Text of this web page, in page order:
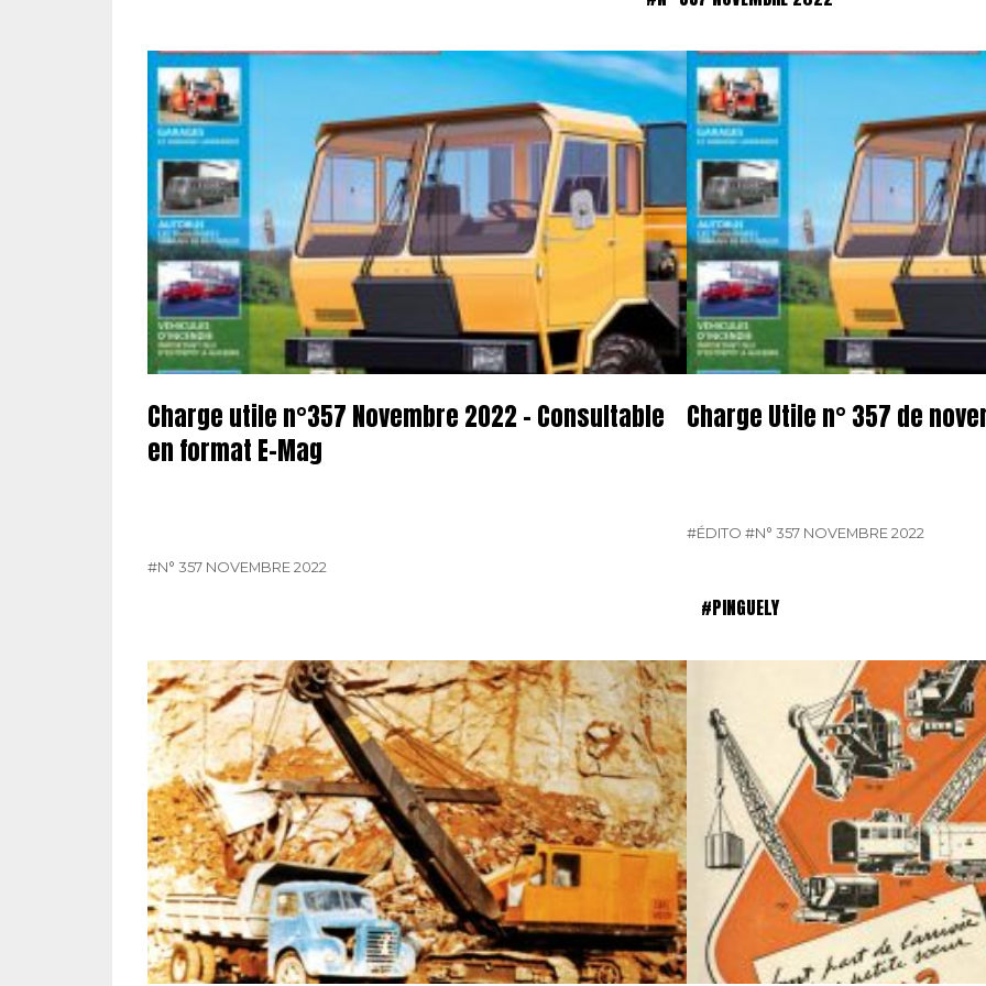
Charge utile n°357 Novembre 2022 – Consultable
en format E-Mag
#N° 357 NOVEMBRE 2022
Charge Utile n° 357 de
#ÉDITO #N° 357 NOVEMBRE 2022
#PINGUELY